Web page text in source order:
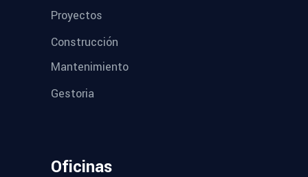
Proyectos
Construcción
Mantenimiento
Gestoria
Oficinas